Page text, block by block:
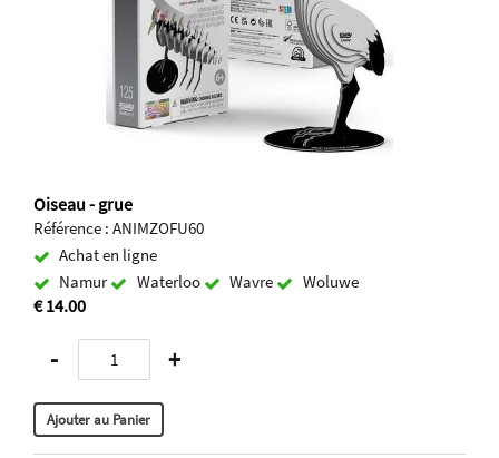
Oiseau - grue
Référence : ANIMZOFU60
Achat en ligne
Namur
Waterloo Wavre Woluwe
€ 14.00
- +